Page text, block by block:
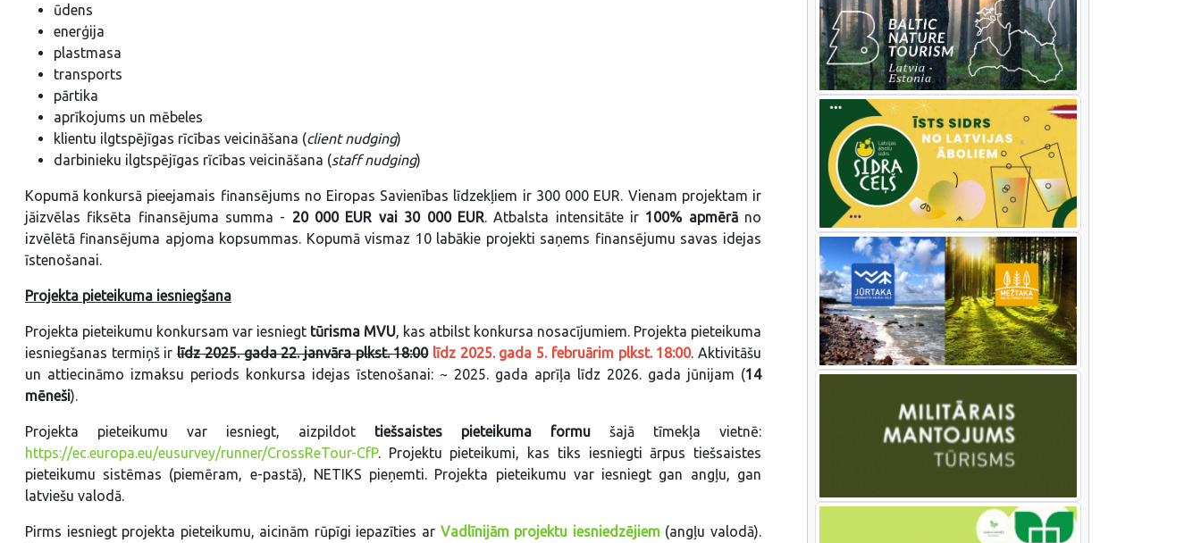
ūdens
enerģija
plastmasa
transports
pārtika
aprīkojums un mēbeles
klientu ilgtspējīgas rīcības veicināšana (client nudging)
darbinieku ilgtspējīgas rīcības veicināšana (staff nudging)
Kopumā konkursā pieejamais finansējums no Eiropas Savienības līdzekļiem ir 300 000 EUR. Vienam projektam ir
jāizvēlas fiksēta finansējuma summa - 20 000 EUR vai 30 000 EUR. Atbalsta intensitāte ir 100% apmērāno
izvēlētā finansējuma apjoma kopsummas. Kopumā vismaz 10 labākie projekti saņems finansējumu savas idejas
īstenošanai.
Projekta pieteikuma iesniegšana
Projekta pieteikumu konkursam var iesniegt tūrisma MVU, kas atbilst konkursa nosacījumiem. Projekta pieteikuma
iesniegšanas termiņš irlīdz 2025. gada 22. janvāra plkst. 18:00 līdz 2025. gada 5. februārim plkst. 18:00. Aktivitāšu
un attiecināmo izmaksu periods konkursa idejas īstenošanai: ~ 2025. gada aprīļa līdz 2026. gada jūnijam (14
mēneši).
Projekta pieteikumu var iesniegt, aizpildot tiešsaistes pieteikuma formu šajā tīmekļa vietnē:
https://ec.europa.eu/eusurvey/runner/CrossReTour-CfP. Projektu pieteikumi, kas tiks iesniegti ārpus tiešsaistes
pieteikumu sistēmas (piemēram, e-pastā), NETIKS pieņemti. Projekta pieteikumu var iesniegt gan angļu, gan
latviešu valodā.
Pirms iesniegt projekta pieteikumu, aicinām rūpīgi iepazīties ar Vadlīnijām projektu iesniedzējiem(angļu valodā).